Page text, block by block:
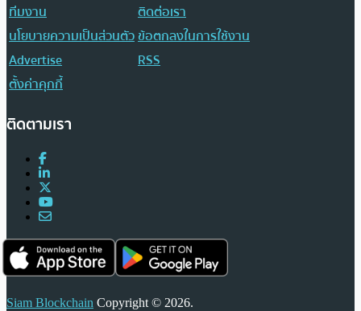
ทีมงาน
ติดต่อเรา
นโยบายความเป็นส่วนตัวข้อตกลงในการใช้งาน
Advertise
RSS
ตั้งค่าคุกกี้
ติดตามเรา
Siam Blockchain Copyright © 2026.